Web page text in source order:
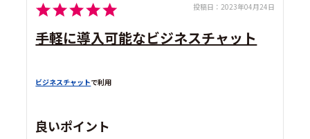
投稿日： 2023年04月24日
手軽に導入可能なビジネスチャット
ビジネスチャットで利用
良いポイント